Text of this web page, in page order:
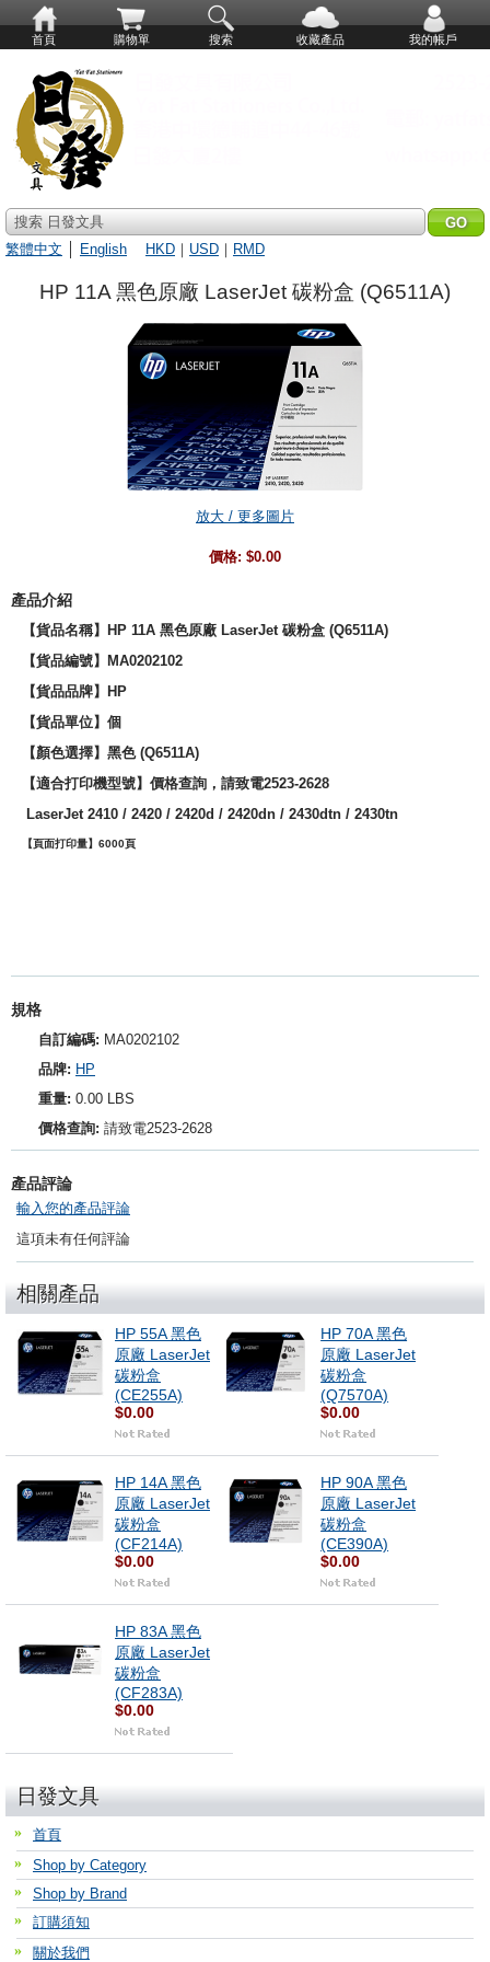
首頁 購物單 搜索 收藏產品 我的帳戶
搜索 日發文具
繁體中文
English HKD ｜ USD ｜ RMD
HP 11A 黑色原廠 LaserJet 碳粉盒 (Q6511A)
放大 / 更多圖片
價格: $0.00
產品介紹
【貨品名稱】HP 11A 黑色原廠 LaserJet 碳粉盒 (Q6511A)
【貨品編號】MA0202102
【貨品品牌】
HP
【貨品單位】個
【顏色選擇】黑色 (Q6511A)
【適合打印機型號】價格查詢，請致電2523-2628
LaserJet 2410 / 2420 / 2420d / 2420dn / 2430dtn / 2430tn
【頁面打印量】6000頁
規格
自訂編碼: MA0202102
品牌: HP
重量: 0.00 LBS
價格查詢: 請致電2523-2628
產品評論
輸入您的產品評論
這項未有任何評論
相關產品
HP 55A 黑色
原廠 LaserJet
碳粉盒
(CE255A)
$0.00
HP 70A 黑色
原廠 LaserJet
碳粉盒
(Q7570A)
$0.00
HP 14A 黑色
原廠 LaserJet
碳粉盒
(CF214A)
$0.00
HP 90A 黑色
原廠 LaserJet
碳粉盒
(CE390A)
$0.00
HP 83A 黑色
原廠 LaserJet
碳粉盒
(CF283A)
$0.00
日發文具
首頁
Shop by Category
Shop by Brand
訂購須知
關於我們